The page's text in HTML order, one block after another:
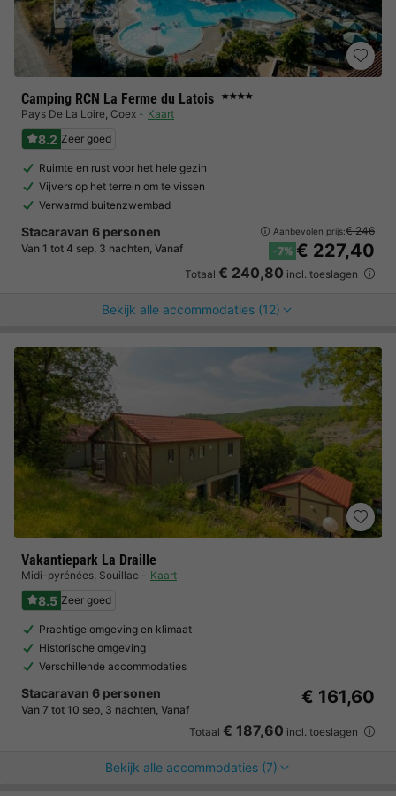
Camping RCN La Ferme du Latois ★★★★
Pays De La Loire, Coex Kaart
8.2 Zeer goed
Ruimte en rust voor het hele gezin
Vijvers op het terrein om te vissen
Verwarmd buitenzwembad
Stacaravan 6 personen
Van 1 tot 4 sep, 3 nachten, Vanaf
Aanbevolen prijs:€ 246
-7% € 227,40
Totaal € 240,80 incl. toeslagen
Bekijk alle accommodaties (12)
Vakantiepark La Draille
Midi-pyrénées, Souillac Kaart
8.5 Zeer goed
Prachtige omgeving en klimaat
Historische omgeving
Verschillende accommodaties
Stacaravan 6 personen
Van 7 tot 10 sep, 3 nachten, Vanaf
€ 161,60
Totaal € 187,60 incl. toeslagen
Bekijk alle accommodaties (7)